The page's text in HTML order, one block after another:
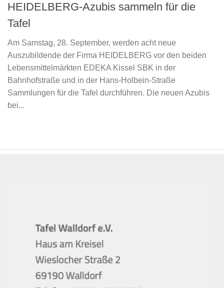
HEIDELBERG-Azubis sammeln für die
Tafel
Am Samstag, 28. September, werden acht neue
Auszubildende der Firma HEIDELBERG vor den beiden
Lebensmittelmärkten EDEKA Kissel SBK in der
Bahnhofstraße und in der Hans-Holbein-Straße
Sammlungen für die Tafel durchführen. Die neuen Azubis
bei...